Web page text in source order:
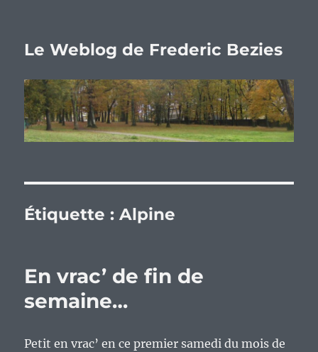
Le Weblog de Frederic Bezies
Étiquette :Alpine
En vrac’ de fin de
semaine…
Petit en vrac’ en ce premier samedi du mois de